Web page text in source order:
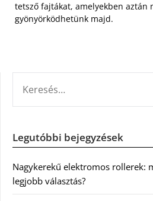
tetsző fajtákat, amelyekben aztán
gyönyörködhetünk majd.
Legutóbbi bejegyzések
Nagykerekű elektromos rollerek:
legjobb választás?